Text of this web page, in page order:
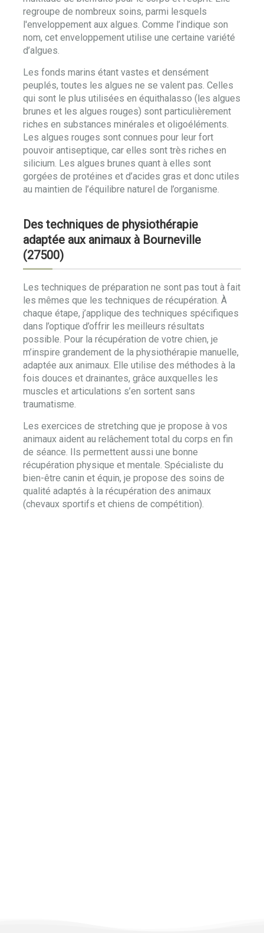
regroupe de nombreux soins, parmi lesquels
l'enveloppement aux algues. Comme l’indique son
nom, cet enveloppement utilise une certaine variété
d’algues.
Les fonds marins étant vastes et densément
peuplés, toutes les algues ne se valent pas. Celles
qui sont le plus utilisées en équithalasso (les algues
brunes et les algues rouges) sont particulièrement
riches en substances minérales et oligoéléments.
Les algues rouges sont connues pour leur fort
pouvoir antiseptique, car elles sont très riches en
silicium. Les algues brunes quant à elles sont
gorgées de protéines et d’acides gras et donc utiles
au maintien de l’équilibre naturel de l’organisme.
Des techniques de physiothérapie
adaptée aux animaux à Bourneville
(27500)
Les techniques de préparation ne sont pas tout à fait
les mêmes que les techniques de récupération. À
chaque étape, j’applique des techniques spécifiques
dans l’optique d’offrir les meilleurs résultats
possible. Pour la récupération de votre chien, je
m’inspire grandement de la physiothérapie manuelle,
adaptée aux animaux. Elle utilise des méthodes à la
fois douces et drainantes, grâce auxquelles les
muscles et articulations s’en sortent sans
traumatisme.
Les exercices de stretching que je propose à vos
animaux aident au relâchement total du corps en fin
de séance. Ils permettent aussi une bonne
récupération physique et mentale. Spécialiste du
bien-être canin et équin, je propose des soins de
qualité adaptés à la récupération des animaux
(chevaux sportifs et chiens de compétition).